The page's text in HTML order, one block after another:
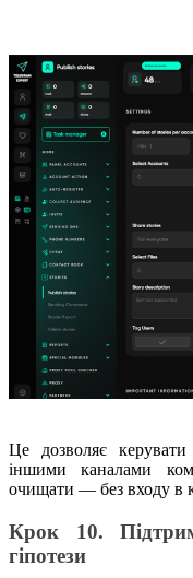
Це дозволяє
іншими каналами
очищати — без входу в
Крок 10.
гіпотези